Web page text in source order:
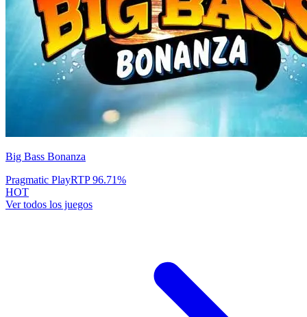
Big Bass Bonanza
Pragmatic PlayRTP96.71%
HOT
Ver todos los juegos